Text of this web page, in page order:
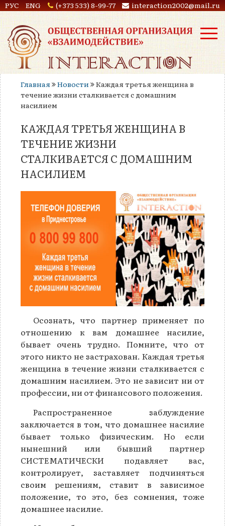
РУС ENG (+373 533) 8-99-77 interaction2002@mail.ru
Главная Новости
Каждая третья женщина в
течение жизни сталкивается с домашним
насилием
КАЖДАЯ ТРЕТЬЯ ЖЕНЩИНА В
ТЕЧЕНИЕ ЖИЗНИ
СТАЛКИВАЕТСЯ С ДОМАШНИМ
НАСИЛИЕМ
Осознать, что партнер применяет по
отношению к вам домашнее насилие,
бывает очень трудно. Помните, что от
этого никто не застрахован. Каждая третья
женщина в течение жизни сталкивается с
домашним насилием. Это не зависит ни от
профессии, ни от финансового положения.
Распространенное заблуждение
заключается в том, что домашнее насилие
бывает только физическим. Но если
нынешний или бывший партнер
СИСТЕМАТИЧЕСКИ подавляет вас,
контролирует, заставляет подчиняться
своим решениям, ставит в зависимое
положение, то это, без сомнения, тоже
домашнее насилие.